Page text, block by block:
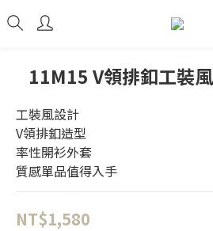
11M15 V領排釦工裝
工裝風設計
V領排釦造型
率性開衫外套
質感單品值得入手
NT$1,580